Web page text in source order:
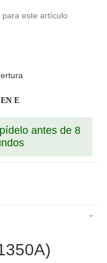
este artículo
E
antes de 8